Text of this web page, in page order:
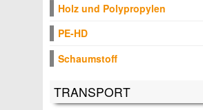
Holz und Polypropylen
PE-HD
Schaumstoff
TRANSPORT